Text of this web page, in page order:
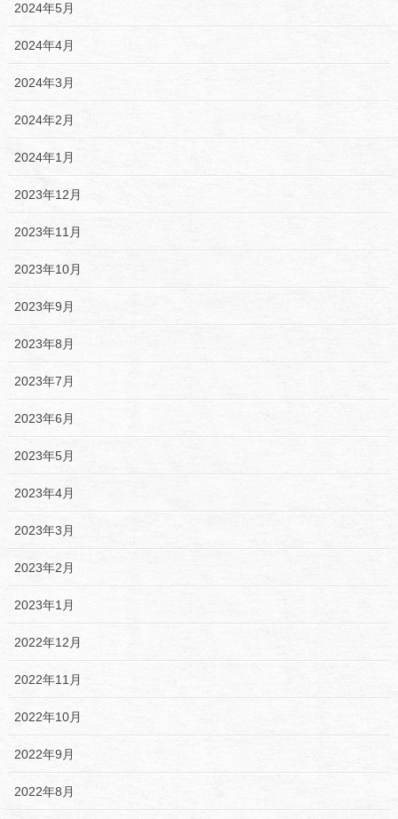
2024年5月
2024年4月
2024年3月
2024年2月
2024年1月
2023年12月
2023年11月
2023年10月
2023年9月
2023年8月
2023年7月
2023年6月
2023年5月
2023年4月
2023年3月
2023年2月
2023年1月
2022年12月
2022年11月
2022年10月
2022年9月
2022年8月